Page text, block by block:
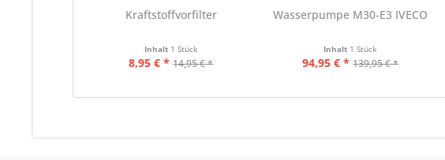
Kraftstoffvorfilter
Inhalt 1 Stück
8,95 € * 14,95 € *
Wasserpumpe M30-E3 IVECO
Inhalt 1 Stück
94,95 € * 139,95 € *